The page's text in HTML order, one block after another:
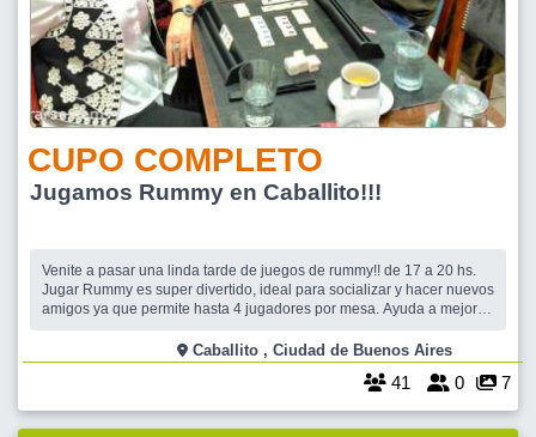
CUPO COMPLETO
Jugamos Rummy en Caballito!!!
Venite a pasar una linda tarde de juegos de rummy!! de 17 a 20 hs.
Jugar Rummy es super divertido, ideal para socializar y hacer nuevos
amigos ya que permite hasta 4 jugadores por mesa. Ayuda a mejorar
Cuando te confirmes te aparecerá la dirección exacta. 😊 Esta Sali
Caballito , Ciudad de Buenos Aires
41 0 7